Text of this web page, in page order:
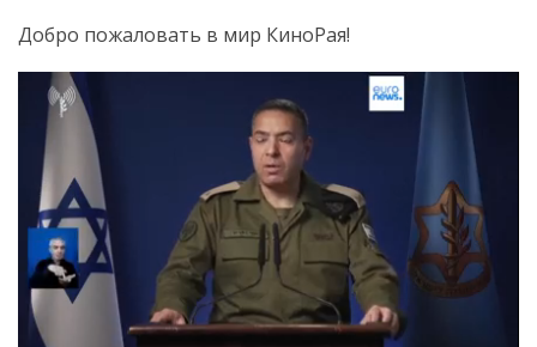
Добро пожаловать в мир КиноРая!